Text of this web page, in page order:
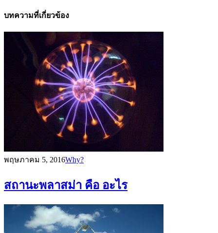
บทความที่เกี่ยวข้อง
พฤษภาคม 5, 2016Why?
สถานะพลาสม่า คือ อะไร